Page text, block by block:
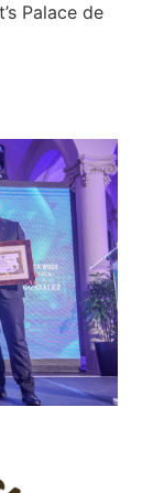
Palace de